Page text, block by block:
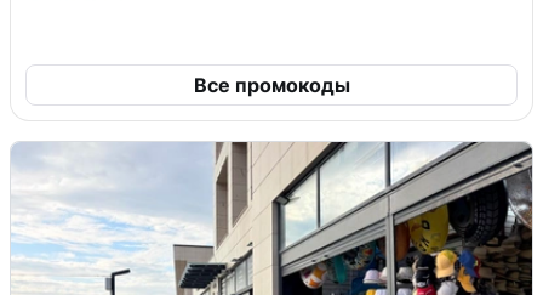
Все промокоды